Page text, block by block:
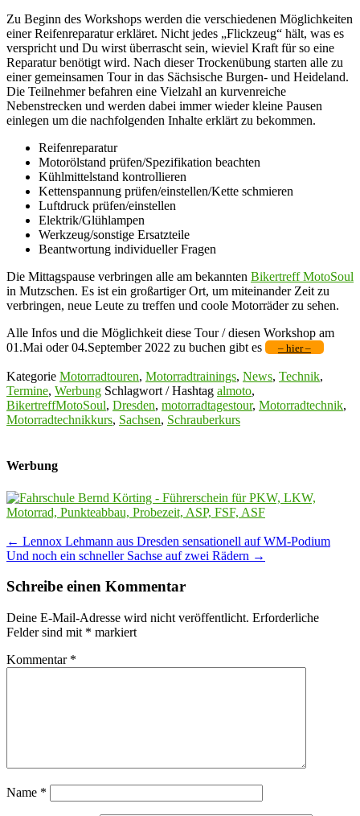
Zu Beginn des Workshops werden die verschiedenen Möglichkeiten
einer Reifenreparatur erkläret. Nicht jedes „Flickzeug“ hält, was es
verspricht und Du wirst überrascht sein, wieviel Kraft für so eine
Reparatur benötigt wird. Nach dieser Trockenübung starten alle zu
einer gemeinsamen Tour in das Sächsische Burgen- und Heideland.
Die Teilnehmer befahren eine Vielzahl an kurvenreiche
Nebenstrecken und werden dabei immer wieder kleine Pausen
einlegen um die nachfolgenden Inhalte erklärt zu bekommen.
Reifenreparatur
Motorölstand prüfen/Spezifikation beachten
Kühlmittelstand kontrollieren
Kettenspannung prüfen/einstellen/Kette schmieren
Luftdruck prüfen/einstellen
Elektrik/Glühlampen
Werkzeug/sonstige Ersatzteile
Beantwortung individueller Fragen
Die Mittagspause verbringen alle am bekannten Bikertreff MotoSoul
in Mutzschen. Es ist ein großartiger Ort, um miteinander Zeit zu
verbringen, neue Leute zu treffen und coole Motorräder zu sehen.
Alle Infos und die Möglichkeit diese Tour / diesen Workshop am
01.Mai oder 04.September 2022 zu buchen gibt es
– hier –
Kategorie Motorradtouren, Motorradtrainings, News, Technik,
Termine, Werbung Schlagwort / Hashtag almoto,
BikertreffMotoSoul, Dresden, motorradtagestour, Motorradtechnik,
Motorradtechnikkurs, Sachsen, Schrauberkurs
Werbung
Post
navigation
← Lennox Lehmann aus Dresden sensationell auf WM-Podium
Und noch ein schneller Sachse auf zwei Rädern →
Schreibe einen Kommentar
Deine E-Mail-Adresse wird nicht veröffentlicht. Erforderliche
Felder sind mit * markiert
Kommentar *
Name *